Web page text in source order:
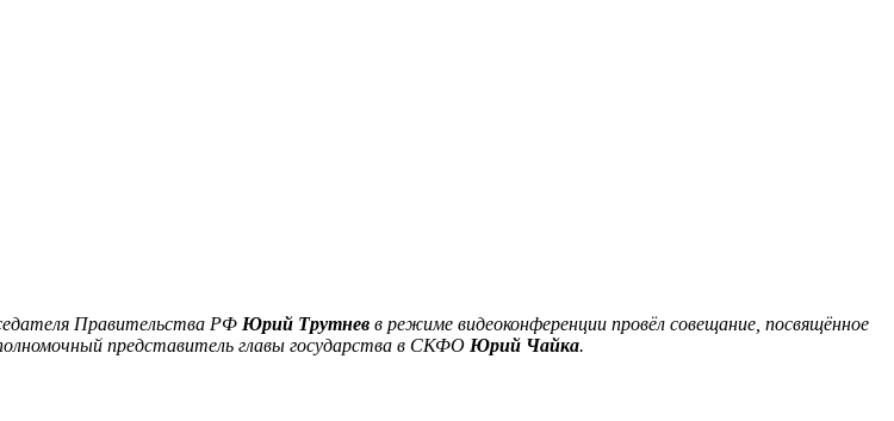
Правительства РФ Юрий Трутнев в режиме видеоконференции провёл совещание, посвящённое
представитель главы государства в СКФО Юрий Чайка.